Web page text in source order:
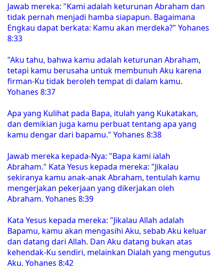
Jawab mereka: "Kami adalah keturunan Abraham dan
tidak pernah menjadi hamba siapapun. Bagaimana
Engkau dapat berkata: Kamu akan merdeka?" Yohanes
8:33
"Aku tahu, bahwa kamu adalah keturunan Abraham,
tetapi kamu berusaha untuk membunuh Aku karena
firman-Ku tidak beroleh tempat di dalam kamu.
Yohanes 8:37
Apa yang Kulihat pada Bapa, itulah yang Kukatakan,
dan demikian juga kamu perbuat tentang apa yang
kamu dengar dari bapamu." Yohanes 8:38
Jawab mereka kepada-Nya: "Bapa kami ialah
Abraham." Kata Yesus kepada mereka: "Jikalau
sekiranya kamu anak-anak Abraham, tentulah kamu
mengerjakan pekerjaan yang dikerjakan oleh
Abraham. Yohanes 8:39
Kata Yesus kepada mereka: "Jikalau Allah adalah
Bapamu, kamu akan mengasihi Aku, sebab Aku keluar
dan datang dari Allah. Dan Aku datang bukan atas
kehendak-Ku sendiri, melainkan Dialah yang mengutus
Aku. Yohanes 8:42